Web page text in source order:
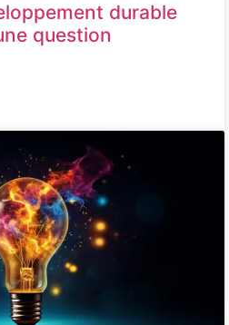
durable
question